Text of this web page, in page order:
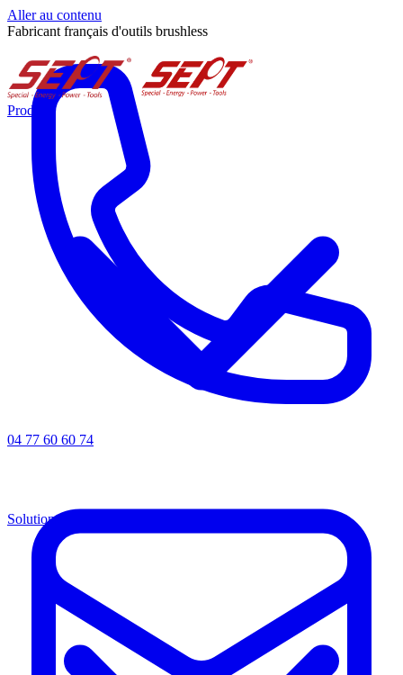
Aller au contenu
Fabricant français d'outils brushless
04 77 60 60 74
Produits
Solutions